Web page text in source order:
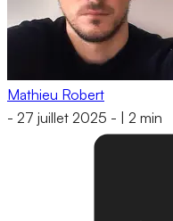
Mathieu Robert
- 27 juillet 2025 - 2 min